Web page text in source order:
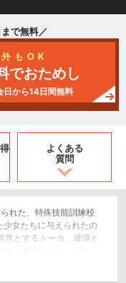
まで無料／
もOK
でおためし
日から14日間無料
よくある
質問
れた、特殊技能訓練校
少女たちに与えられたの
意とするトーカ、爆弾と
。彼女たちは、日々、
隊には解決できない事件